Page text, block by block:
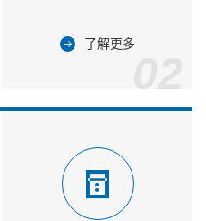
了解更多